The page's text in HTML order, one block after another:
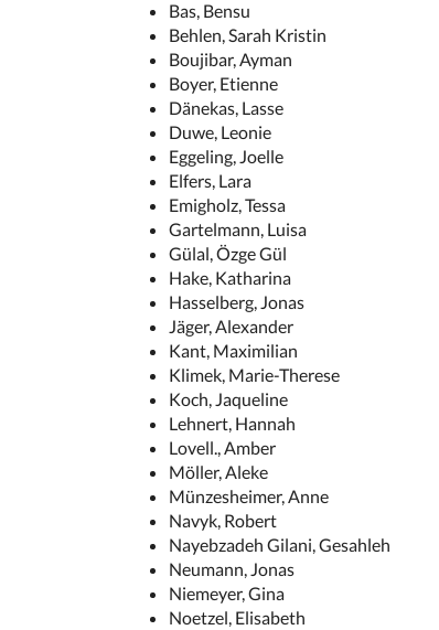
Bas, Bensu
Behlen, Sarah Kristin
Boujibar, Ayman
Boyer, Etienne
Dänekas, Lasse
Duwe, Leonie
Eggeling, Joelle
Elfers, Lara
Emigholz, Tessa
Gartelmann, Luisa
Gülal, Özge Gül
Hake, Katharina
Hasselberg, Jonas
Jäger, Alexander
Kant, Maximilian
Klimek, Marie-Therese
Koch, Jaqueline
Lehnert, Hannah
Lovell., Amber
Möller, Aleke
Münzesheimer, Anne
Navyk, Robert
Nayebzadeh Gilani, Gesahleh
Neumann, Jonas
Niemeyer, Gina
Noetzel, Elisabeth